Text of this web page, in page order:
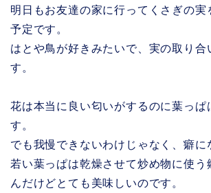
明日もお友達の家に行ってくさぎの実
予定です。
はとや鳥が好きみたいで、実の取り合
す。
花は本当に良い匂いがするのに葉っぱ
す。
でも我慢できないわけじゃなく、癖に
若い葉っぱは乾燥させて炒め物に使う
んだけどとても美味しいのです。